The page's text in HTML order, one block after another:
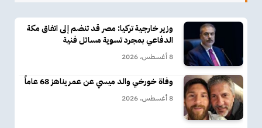
وزير خارجية تركيا: مصر قد تنضم إلى اتفاق مكة
الدفاعي بمجرد تسوية مسائل فنية
8 أغسطس، 2026
وفاة خورخي والد ميسي عن عمر يناهز 68 عاماً
8 أغسطس، 2026